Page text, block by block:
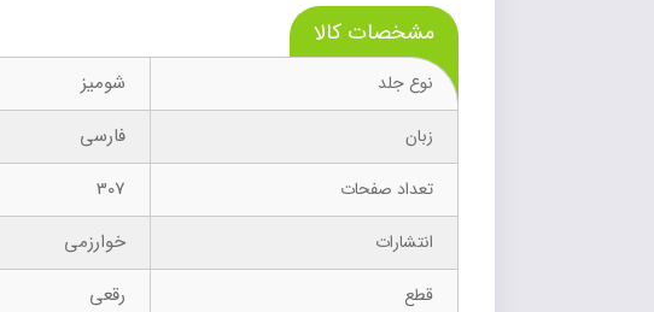
مشخصات کالا
نوع جلد شومیز
زبان فارسی
تعداد صفحات 307
انتشارات خوارزمی
قطع رقعی